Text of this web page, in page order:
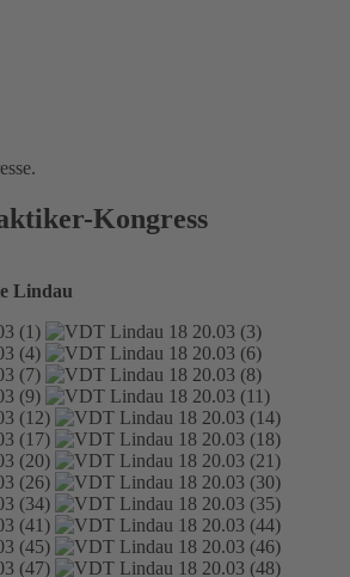
Kongress
Lindau